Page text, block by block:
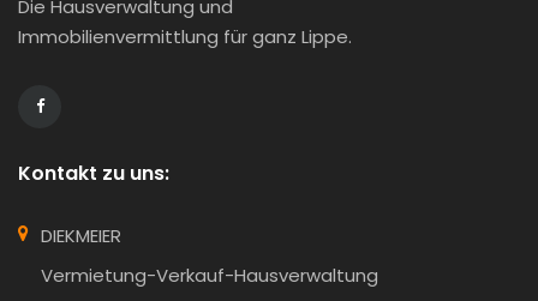
Die Hausverwaltung und
Immobilienvermittlung für ganz Lippe.
Kontakt zu uns:
DIEKMEIER
Vermietung-Verkauf-Hausverwaltung